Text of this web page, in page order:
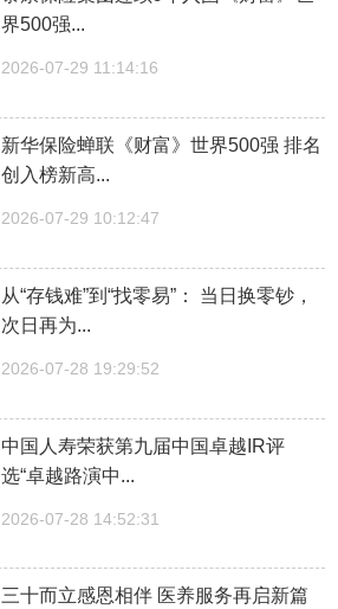
界500强...
2026-07-29 11:14:16
新华保险蝉联《财富》世界500强 排名
创入榜新高...
2026-07-29 10:12:47
从“存钱难”到“找零易”： 当日换零钞，
次日再为...
2026-07-28 19:29:52
中国人寿荣获第九届中国卓越IR评
选“卓越路演中...
2026-07-28 14:52:31
三十而立感恩相伴 医养服务再启新篇